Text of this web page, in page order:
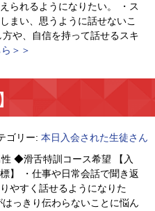
られるようになりたい。 ・ス
まい、思うように話せないこ
や、自信を持って話せるスキ
＞＞
ゴリー: 本日入会された生徒さん
◆滑舌特訓コース希望 【入
】 ・仕事や日常会話で聞き返
やすく話せるようになりた
っきり伝わらないことに悩ん